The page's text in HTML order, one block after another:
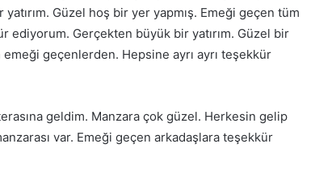
yatırım. Güzel hoş bir yer yapmış. Emeği geçen tüm
Gerçekten büyük bir yatırım. Güzel bir
geçenlerden. Hepsine ayrı ayrı teşekkür
geldim. Manzara çok güzel. Herkesin gelip
var. Emeği geçen arkadaşlara teşekkür